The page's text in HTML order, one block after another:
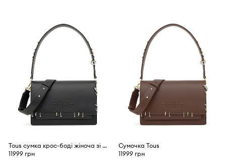
Tous сумка крос-боді жіноча зі штучної шкіри
11999 грн
Сумочка Tous
11999 грн